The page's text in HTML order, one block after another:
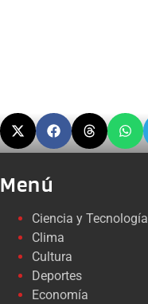
Menú
Ciencia y Tecnología
Clima
Cultura
Deportes
Economía